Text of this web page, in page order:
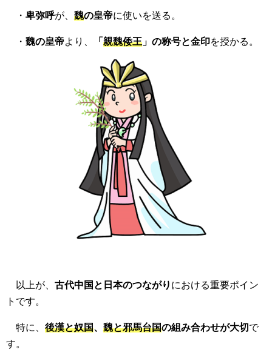
・ 卑弥呼が、 魏の皇帝に使いを送る。
・ 魏の皇帝より、 「 親魏倭王 」の称号と金印を授かる。
以上が、 古代中国と日本のつながり における重要ポイン
トです。
特に、 後漢と奴国、 魏と邪馬台国の組み合わせが大切 で
す。